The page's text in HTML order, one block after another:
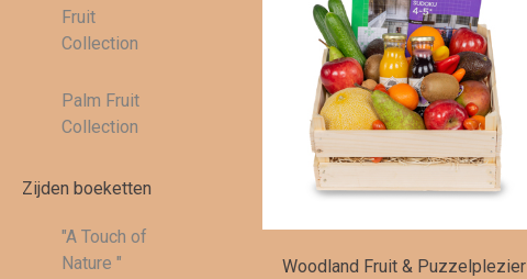
Fruit
Collection
Palm Fruit
Collection
Zijden boeketten
"A Touch of
Nature "
Woodland Fruit & Puzzelplezier